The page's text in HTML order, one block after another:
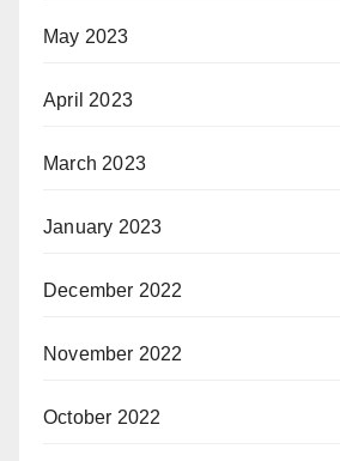
May 2023
April 2023
March 2023
January 2023
December 2022
November 2022
October 2022